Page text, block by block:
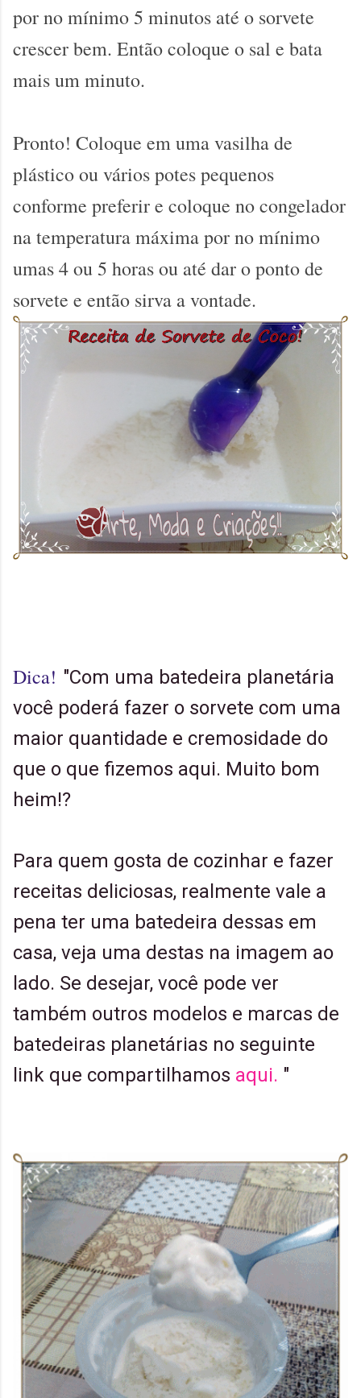
por no mínimo 5 minutos até o sorvete
crescer bem. Então coloque o sal e bata
mais um minuto.
Pronto! Coloque em uma vasilha de
plástico ou vários potes pequenos
conforme preferir e coloque no congelador
na temperatura máxima por no mínimo
umas 4 ou 5 horas ou até dar o ponto de
sorvete e então sirva a vontade.
Dica! "Com uma batedeira planetária
você poderá fazer o sorvete com uma
maior quantidade e cremosidade do
que o que fizemos aqui. Muito bom
heim!?
Para quem gosta de cozinhar e fazer
receitas deliciosas, realmente vale a
pena ter uma batedeira dessas em
casa, veja uma destas na imagem ao
lado. Se desejar, você pode ver
também outros modelos e marcas de
batedeiras planetárias no seguinte
link que compartilhamos aqui. "